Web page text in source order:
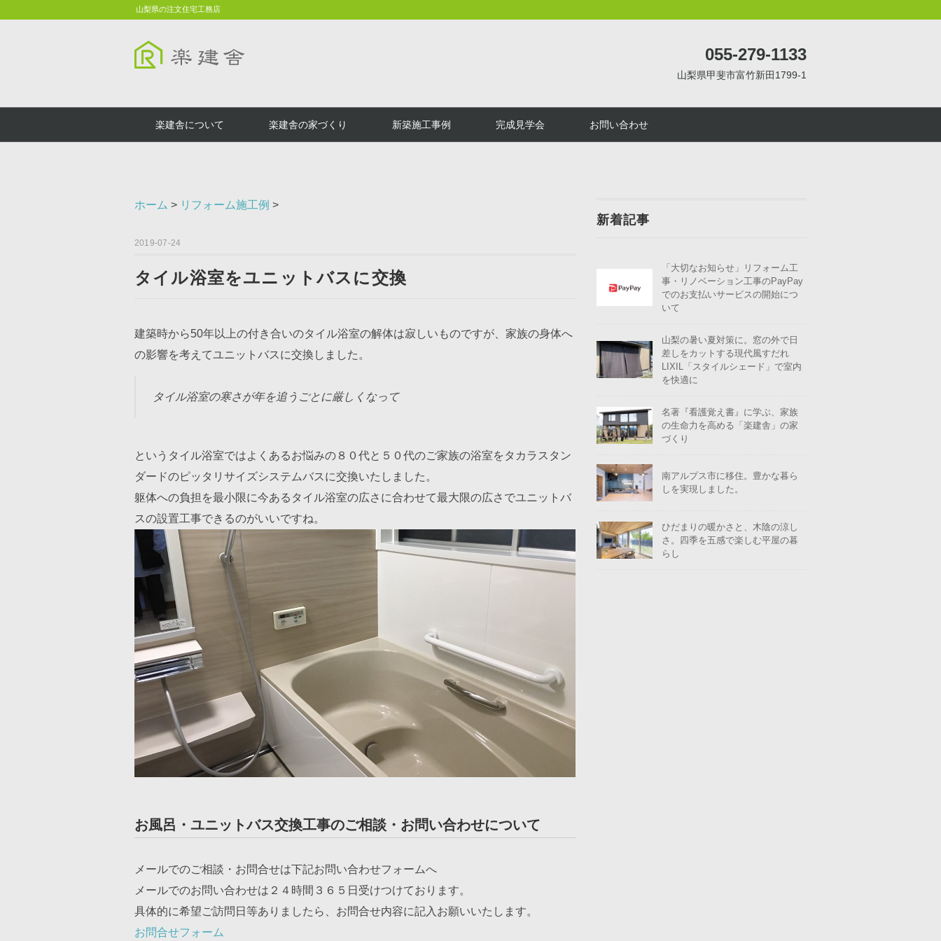
山梨県の注文住宅工務店
055-279-1133
山梨県甲斐市富竹新田1799-1
楽建舎について 楽建舎の家づくり 新築施工事例 完成見学会 お問い合わせ
ホーム > リフォーム施工例 >
2019-07-24
タイル浴室をユニットバスに交換
建築時から50年以上の付き合いのタイル浴室の解体は寂しいものですが、家族の身体へ
の影響を考えてユニットバスに交換しました。
タイル浴室の寒さが年を追うごとに厳しくなって
というタイル浴室ではよくあるお悩みの８０代と５０代のご家族の浴室をタカラスタン
ダードのピッタリサイズシステムバスに交換いたしました。
躯体への負担を最小限に今あるタイル浴室の広さに合わせて最大限の広さでユニットバ
スの設置工事できるのがいいですね。
お風呂・ユニットバス交換工事のご相談・お問い合わせについて
メールでのご相談・お問合せは下記お問い合わせフォームへ
メールでのお問い合わせは２４時間３６５日受けつけております。
具体的に希望ご訪問日等ありましたら、お問合せ内容に記入お願いいたします。
お問合せフォーム
新着記事
「大切なお知らせ」リフォーム工
事・リノベーション工事のPayPay
でのお支払いサービスの開始につ
いて
山梨の暑い夏対策に。窓の外で日
差しをカットする現代風すだれ
LIXIL「スタイルシェード」で室内
を快適に
名著『看護覚え書』に学ぶ、家族
の生命力を高める「楽建舎」の家
づくり
南アルプス市に移住。豊かな暮ら
しを実現しました。
ひだまりの暖かさと、木陰の涼し
さ。四季を五感で楽しむ平屋の暮
らし